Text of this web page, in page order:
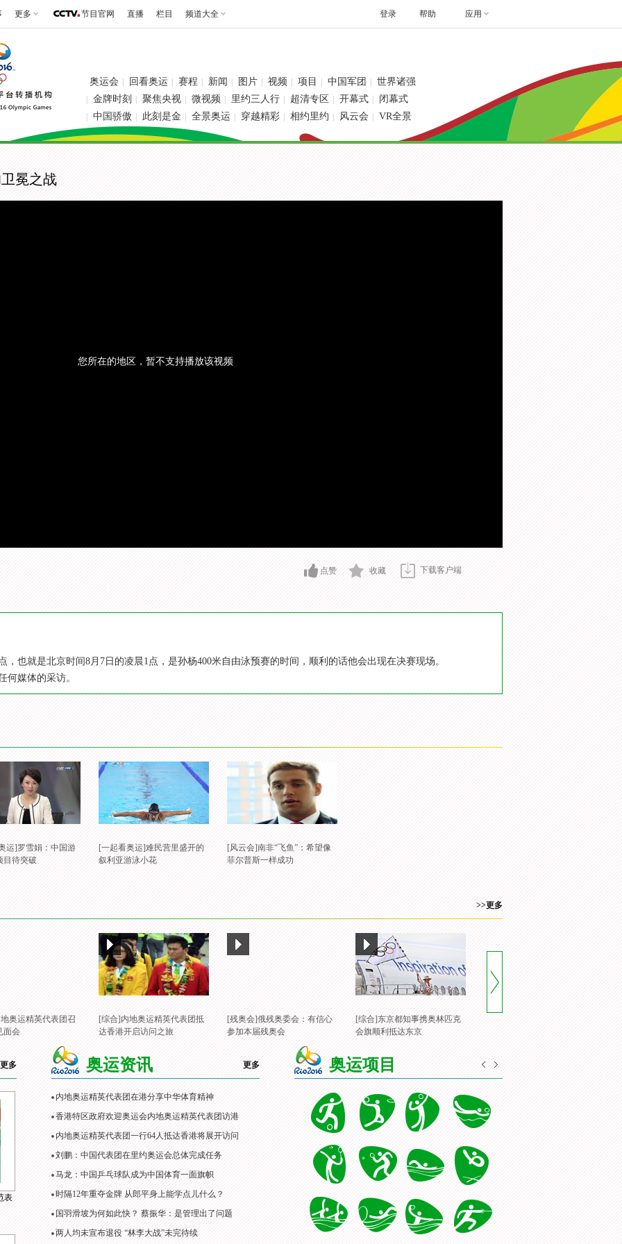
更多 节目官网 直播 栏目 频道大全 帮助 应用
登录
奥运会 回看奥运 赛程 新闻 图片 视频 项目 中国军团 世界诸强
金牌时刻 聚焦央视 微视频 里约三人行 超清专区 开幕式 闭幕式
中国骄傲 此刻是金 全景奥运 穿越精彩 相约里约 风云会 VR全景
冕之战
您所在的地区，暂不支持播放该视频
点赞 收藏 下载客户端
，也就是北京时间8月7日的凌晨1点，是孙杨400米自由泳预赛的时间，顺利的话他会出现在决赛现场。
何媒体的采访。
运]罗雪娟：中国游
目待突破
[一起看奥运]难民营里盛开的
叙利亚游泳小花
[风云会]南非“飞鱼”：希望像
菲尔普斯一样成功
>>更多
奥运精英代表团召
面会
[综合]内地奥运精英代表团抵
达香港开启访问之旅
[残奥会]俄残奥委会：有信心
参加本届残奥会
[综合]东京都知事携奥林匹克
会旗顺利抵达东京
更多
表
奥运资讯 更多
内地奥运精英代表团在港分享中华体育精神
香港特区政府欢迎奥运会内地奥运精英代表团访港
内地奥运精英代表团一行64人抵达香港将展开访问
刘鹏：中国代表团在里约奥运会总体完成任务
马龙：中国乒乓球队成为中国体育一面旗帜
时隔12年重夺金牌 从郎平身上能学点儿什么？
国羽滑坡为何如此快？ 蔡振华：是管理出了问题
两人均未宣布退役 “林李大战”未完待续
奥运项目